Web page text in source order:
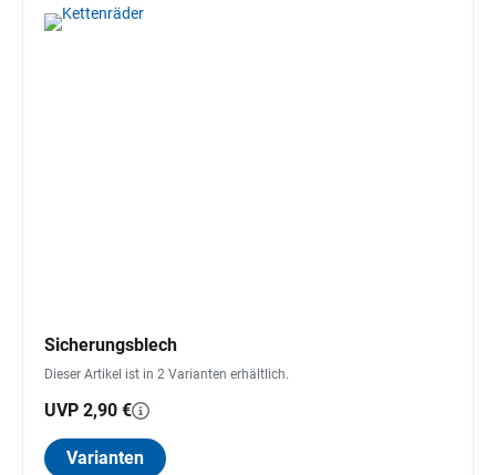
Sicherungsblech
Dieser Artikel ist in 2 Varianten erhältlich.
UVP 2,90 €
Varianten